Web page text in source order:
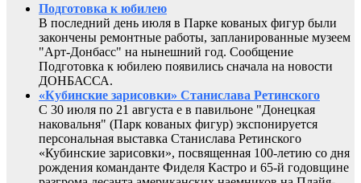
Подготовка к юбилею
В последний день июля в Парке кованых фигур были
закончены ремонтные работы, запланированные музеем
"Арт-Донбасс" на нынешний год. Сообщение
Подготовка к юбилею появились сначала на новости
ДОНБАССА.
«Кубинские зарисовки» Станислава Ретинского
С 30 июля по 21 августа е в павильоне "Донецкая
наковальня" (Парк кованых фигур) экспонируется
персональная выставка Станислава Ретинского
«Кубинские зарисовки», посвященная 100-летию со дня
рождения команданте Фиделя Кастро и 65-й годовщине